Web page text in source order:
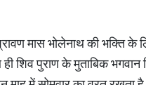
मास भोलेनाथ की भक्ति के
शिव पुराण के मुताबिक